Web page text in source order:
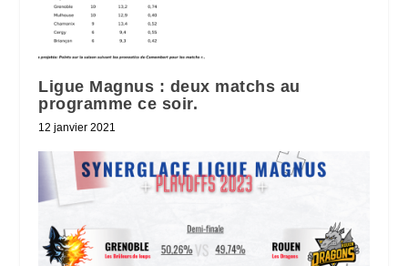
Ligue Magnus : deux matchs au
programme ce soir.
12 janvier 2021